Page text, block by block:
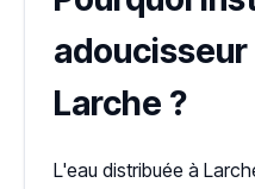
Larche ?
L'eau distribuée à